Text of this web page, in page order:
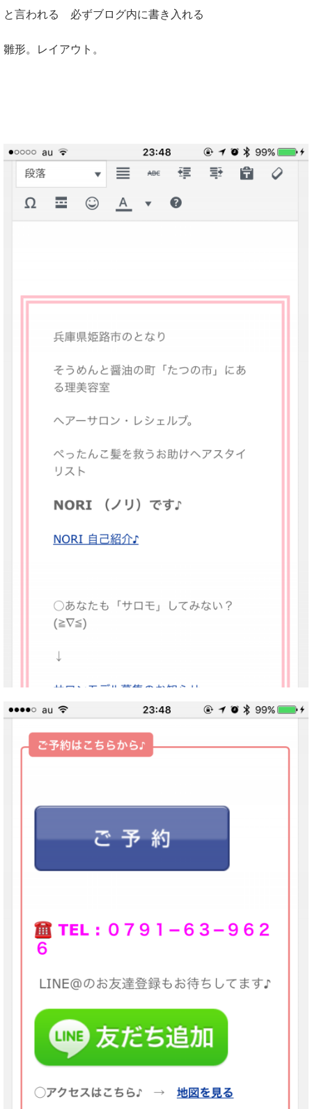
と言われる 必ずブログ内に書き入れる
雛形。レイアウト。